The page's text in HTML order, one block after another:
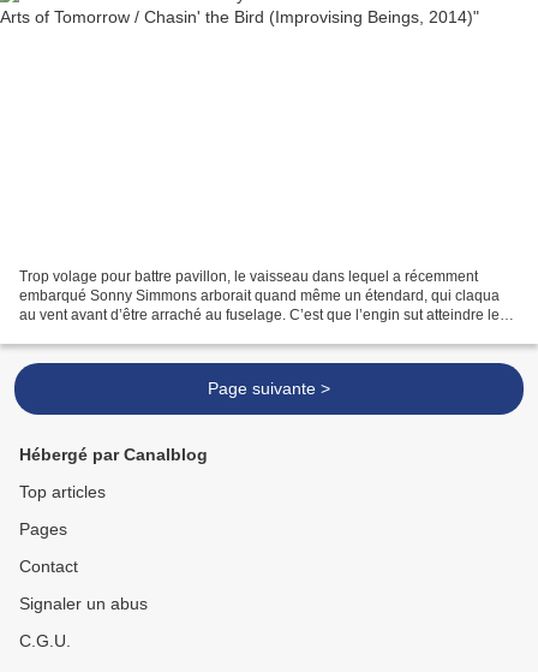
Trop volage pour battre pavillon, le vaisseau dans lequel a récemment
embarqué Sonny Simmons arborait quand même un étendard, qui claqua
au vent avant d’être arraché au fuselage. C’est que l’engin sut atteindre les
Page suivante >
Hébergé par Canalblog
Top articles
Pages
Contact
Signaler un abus
C.G.U.